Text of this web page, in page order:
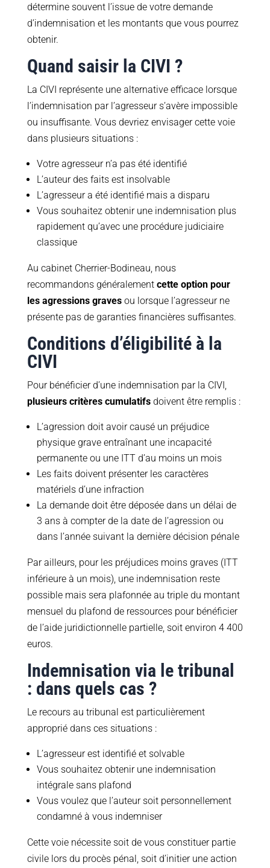
détermine souvent l’issue de votre demande
d’indemnisation et les montants que vous pourrez
obtenir.
Quand saisir la CIVI ?
La CIVI représente une alternative efficace lorsque
l’indemnisation par l’agresseur s’avère impossible
ou insuffisante. Vous devriez envisager cette voie
dans plusieurs situations :
Votre agresseur n’a pas été identifié
L’auteur des faits est insolvable
L’agresseur a été identifié mais a disparu
Vous souhaitez obtenir une indemnisation plus
rapidement qu’avec une procédure judiciaire
classique
Au cabinet Cherrier-Bodineau, nous
recommandons généralement cette option pour
les agressions gravesou lorsque l’agresseur ne
présente pas de garanties financières suffisantes.
Conditions d’éligibilité à la
CIVI
Pour bénéficier d’une indemnisation par la CIVI,
plusieurs critères cumulatifs doivent être remplis :
L’agression doit avoir causé un préjudice
physique grave entraînant une incapacité
permanente ou une ITT d’au moins un mois
Les faits doivent présenter les caractères
matériels d’une infraction
La demande doit être déposée dans un délai de
3 ans à compter de la date de l’agression ou
dans l’année suivant la dernière décision pénale
Par ailleurs, pour les préjudices moins graves (ITT
inférieure à un mois), une indemnisation reste
possible mais sera plafonnée au triple du montant
mensuel du plafond de ressources pour bénéficier
de l’aide juridictionnelle partielle, soit environ 4 400
euros.
Indemnisation via le tribunal
: dans quels cas ?
Le recours au tribunal est particulièrement
approprié dans ces situations :
L’agresseur est identifié et solvable
Vous souhaitez obtenir une indemnisation
intégrale sans plafond
Vous voulez que l’auteur soit personnellement
condamné à vous indemniser
Cette voie nécessite soit de vous constituer partie
civile lors du procès pénal, soit d’initier une action